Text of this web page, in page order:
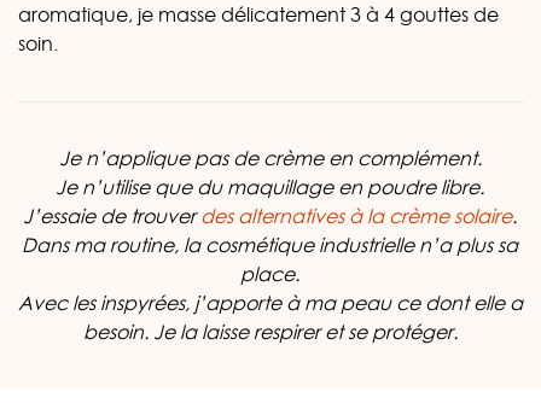
aromatique, je masse délicatement 3 à 4 gouttes de
soin.
Je n’applique pas de crème en complément.
Je n’utilise que du maquillage en poudre libre.
J’essaie de trouverdes alternatives à la crème solaire.
Dans ma routine, la cosmétique industrielle n’a plus sa
place.
Avec les inspyrées, j’apporte à ma peau ce dont elle a
besoin. Je la laisse respirer et se protéger.